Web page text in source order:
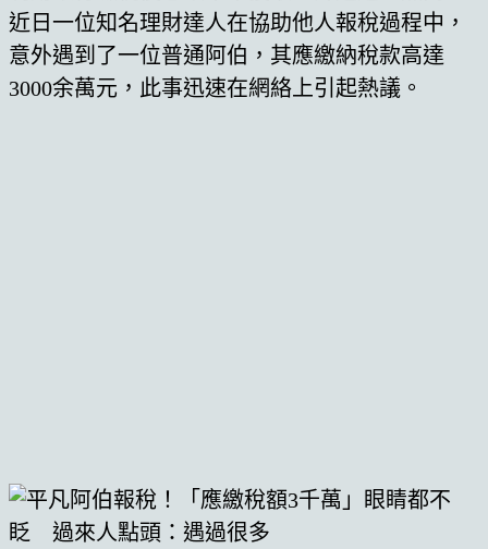
近日一位知名理財達人在協助他人報稅過程中，
意外遇到了一位普通阿伯，其應繳納稅款高達
3000余萬元，此事迅速在網絡上引起熱議。